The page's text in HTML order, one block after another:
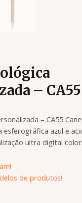
– CA55
– CA55
esferográfica azul e
ultra digital
de produtos!